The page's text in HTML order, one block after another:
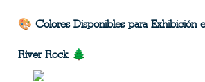
🎨 Colores Disponibles para Exhibición
River Rock 🌲